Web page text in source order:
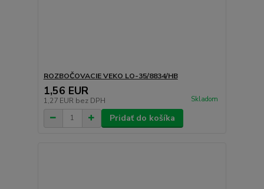
ROZBOČOVACIE VEKO LO-35/8834/HB
1,56 EUR
1,27 EUR bez DPH Skladom
Pridať do košíka